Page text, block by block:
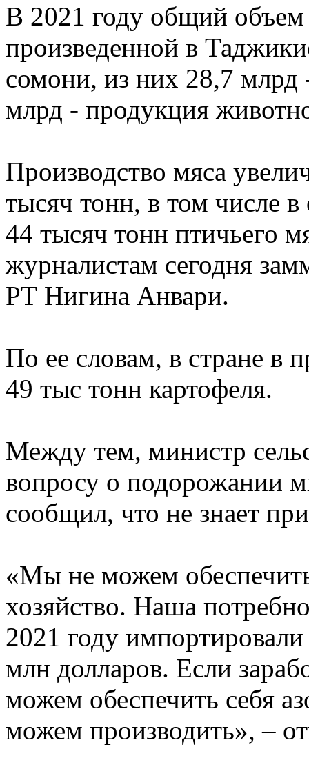
В 2021 году общий
произведенной в
сомони, из них 28,7 млрд
млрд - продукция
Производство мяса
тысяч тонн, в том числе
44 тысяч тонн птичьего
журналистам сегодня
РТ Нигина Анвари.
По ее словам, в стране
49 тыс тонн картофеля.
Между тем, министр
вопросу о подорожании
сообщил, что не знает
«Мы не можем
хозяйство. Наша
2021 году
млн долларов. Если
можем обеспечить себя
можем производить», –